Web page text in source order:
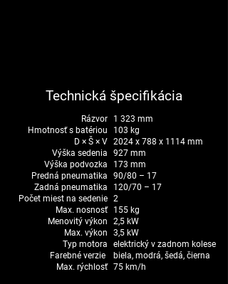
Technická špecifikácia
Rázvor
Hmotnosť s batériou
D × Š × V
Výška sedenia
Výška podvozka
Predná pneumatika
Zadná pneumatika
Počet miest na sedenie
Max. nosnosť
Menovitý výkon
Max. výkon
Typ motora
Farebné verzie
Max. rýchlosť
1 323 mm
103 kg
2024 x 788 x 1114 mm
927 mm
173 mm
90/80 – 17
120/70 – 17
2
155 kg
2,5 kW
3,5 kW
elektrický v zadnom kolese
biela, modrá, šedá, čierna
75 km/h